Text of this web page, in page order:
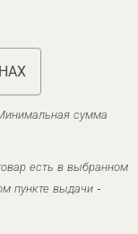
сумма
есть в выбранном
пункте выдачи -